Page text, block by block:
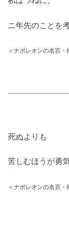
ニ年先のことを
＜ナポレオンの名言・
死ぬよりも
苦しむほうが勇
＜ナポレオンの名言・